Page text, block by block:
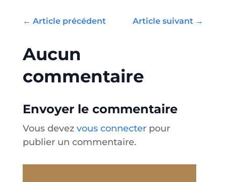
← Article précédent Article suivant →
Aucun
commentaire
Envoyer le commentaire
Vous devez vous connecterpour
publier un commentaire.